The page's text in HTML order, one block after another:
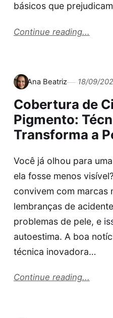
básicos que
Continue reading...
Ana Beatriz 18/09/
Cobertura de
Pigmento:
Transforma a
Você já olhou para
ela fosse menos
convivem com marcas
lembranças de
problemas de pele, e
autoestima. A boa
técnica inovadora…
Continue reading...